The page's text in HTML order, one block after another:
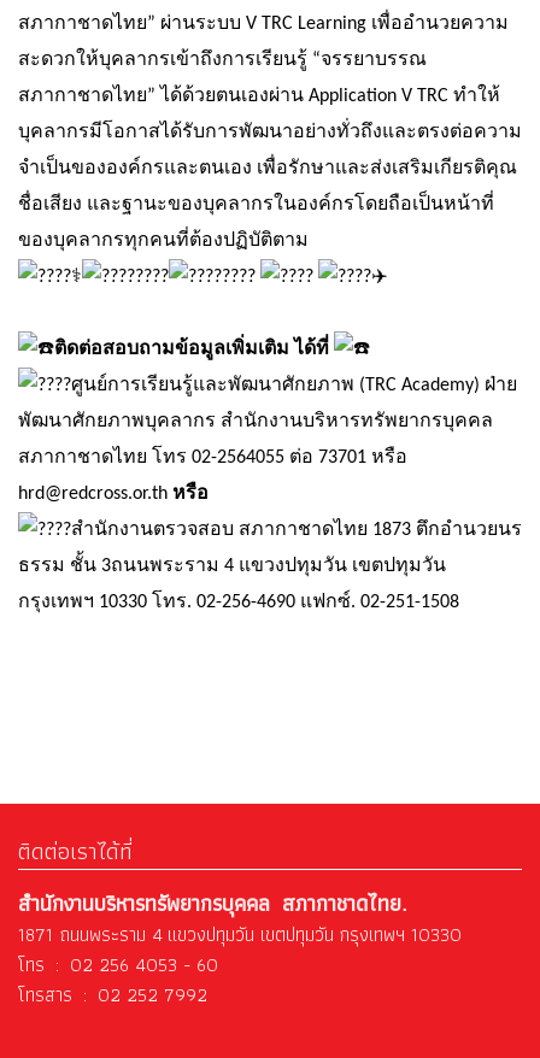
สภากาชาดไทย” ผ่านระบบ V TRC Learning เพื่ออำนวยความ
สะดวกให้บุคลากรเข้าถึงการเรียนรู้ “จรรยาบรรณ
สภากาชาดไทย” ได้ด้วยตนเองผ่าน Application V TRC ทำให้
บุคลากรมีโอกาสได้รับการพัฒนาอย่างทั่วถึงและตรงต่อความ
จำเป็นขององค์กรและตนเอง เพื่อรักษาและส่งเสริมเกียรติคุณ
ชื่อเสียง และฐานะของบุคลากรในองค์กรโดยถือเป็นหน้าที่
ของบุคลากรทุกคนที่ต้องปฏิบัติตาม
ติดต่อสอบถามข้อมูลเพิ่มเติม ได้ที่
ศูนย์การเรียนรู้และพัฒนาศักยภาพ (TRC Academy) ฝ่าย
พัฒนาศักยภาพบุคลากร สำนักงานบริหารทรัพยากรบุคคล
สภากาชาดไทย โทร 02-2564055 ต่อ 73701 หรือ
hrd@redcross.or.th หรือ
สำนักงานตรวจสอบ สภากาชาดไทย 1873 ตึกอำนวยนร
ธรรม ชั้น 3ถนนพระราม 4 แขวงปทุมวัน เขตปทุมวัน
กรุงเทพฯ 10330 โทร. 02-256-4690 แฟกซ์. 02-251-1508
ติดต่อเราได้ที่
สำนักงานบริหารทรัพยากรบุคคล สภากาชาดไทย.
1871 ถนนพระราม 4 แขวงปทุมวัน เขตปทุมวัน กรุงเทพฯ 10330
โทร : 02 256 4053 - 60
โทรสาร : 02 252 7992